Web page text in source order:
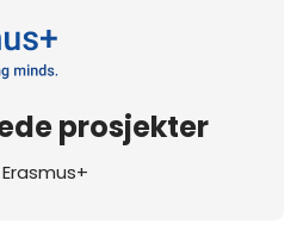
prosjekter
Erasmus+